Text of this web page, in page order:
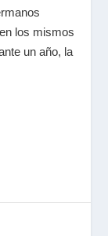
los mismos
un año, la